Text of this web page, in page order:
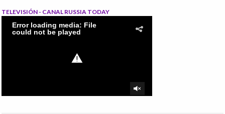
TELEVISIÓN - CANAL RUSSIA TODAY